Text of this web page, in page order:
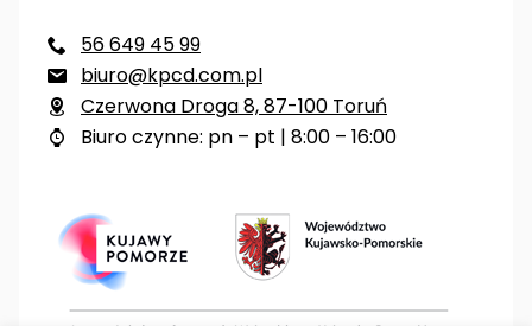
 56 649 45 99
 biuro@kpcd.com.pl
 Czerwona Droga 8, 87-100 Toruń
 Biuro czynne: pn – pt | 8:00 – 16:00